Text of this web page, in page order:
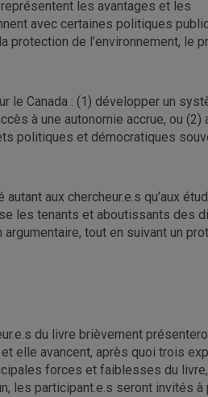
les avantages et les
avec certaines politiques
protection de l’environnement, le
le Canada : (1) développer un
à une autonomie accrue, ou (2)
politiques et démocratiques
aux chercheur.e.s qu’aux
les tenants et aboutissants des
tout en suivant un
du livre brièvement
elle avancent, après quoi trois
forces et faiblesses du
les participant.e.s seront invités à